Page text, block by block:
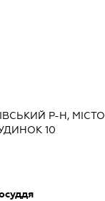
Р-Н, МІСТО
10